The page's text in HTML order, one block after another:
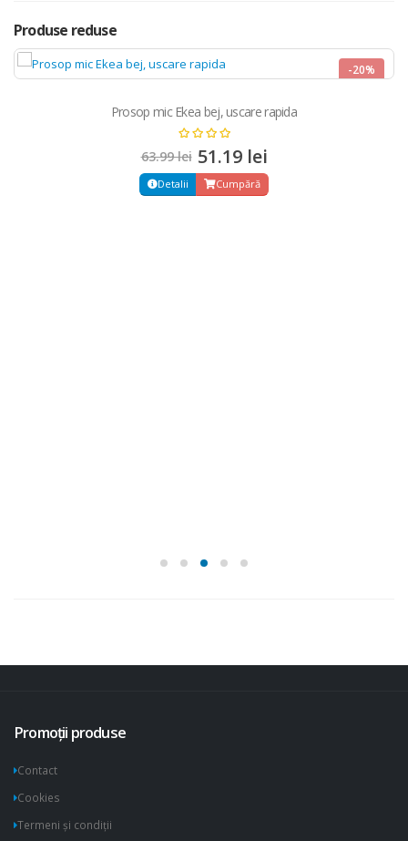
Produse reduse
-20%
Prosop mic Ekea bej, uscare rapida
63.99 lei 51.19 lei
Detalii Cumpără
Promoții produse
Contact
Cookies
Termeni și condiții